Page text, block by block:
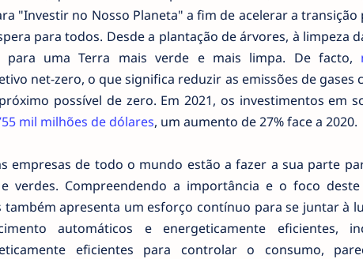
"Investir no Nosso Planeta" a fim de acelerar a transição
para todos. Desde a plantação de árvores, à limpeza
uma Terra mais verde e mais limpa. De facto,
net-zero, o que significa reduzir as emissões de gases
possível de zero. Em 2021, os investimentos em
mil milhões de dólares, um aumento de 27% face a 2020.
empresas de todo o mundo estão a fazer a sua parte
verdes. Compreendendo a importância e o foco
também apresenta um esforço contínuo para se juntar à
automáticos e energeticamente eficientes,
eficientes para controlar o consumo,